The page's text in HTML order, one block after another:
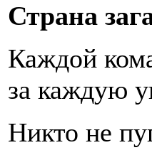
Страна
Каждой
за каждую
Никто не